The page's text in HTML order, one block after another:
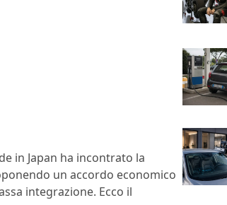
in Japan ha incontrato la
un accordo economico
integrazione. Ecco il